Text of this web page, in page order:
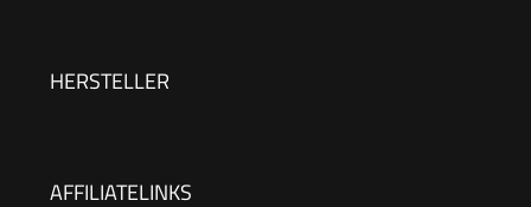
HERSTELLER
AFFILIATELINKS